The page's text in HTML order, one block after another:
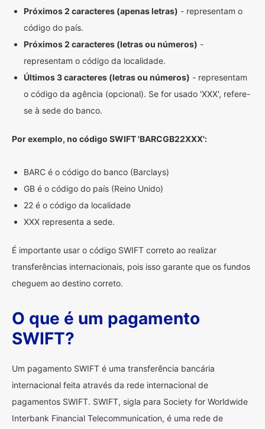
Próximos 2 caracteres (apenas letras) - representam o
código do país.
Próximos 2 caracteres (letras ou números) -
representam o código da localidade.
Últimos 3 caracteres (letras ou números) - representam
o código da agência (opcional). Se for usado 'XXX', refere-
se à sede do banco.
Por exemplo, no código SWIFT 'BARCGB22XXX':
BARC é o código do banco (Barclays)
GB é o código do país (Reino Unido)
22 é o código da localidade
XXX representa a sede.
É importante usar o código SWIFT correto ao realizar
transferências internacionais, pois isso garante que os fundos
cheguem ao destino correto.
O que é um pagamento
SWIFT?
Um pagamento SWIFT é uma transferência bancária
internacional feita através da rede internacional de
pagamentos SWIFT. SWIFT, sigla para Society for Worldwide
Interbank Financial Telecommunication, é uma rede de